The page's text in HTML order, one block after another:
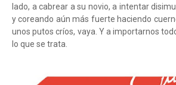
lado, a cabrear a su novio, a intentar
y coreando aún más fuerte haciendo
unos putos críos, vaya. Y a importarnos
lo que se trata.